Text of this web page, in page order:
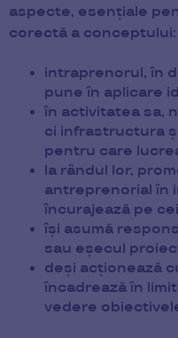
aspecte, esențiale
corectă a conceptului:
intraprenorul, în
pune în aplicare
în activitatea sa,
ci infrastructura
pentru care
la rândul lor,
antreprenorial în
încurajează pe
își asumă
sau eșecul
deși acționează
încadrează în
vedere